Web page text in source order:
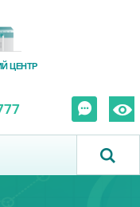
ЦЕНТР